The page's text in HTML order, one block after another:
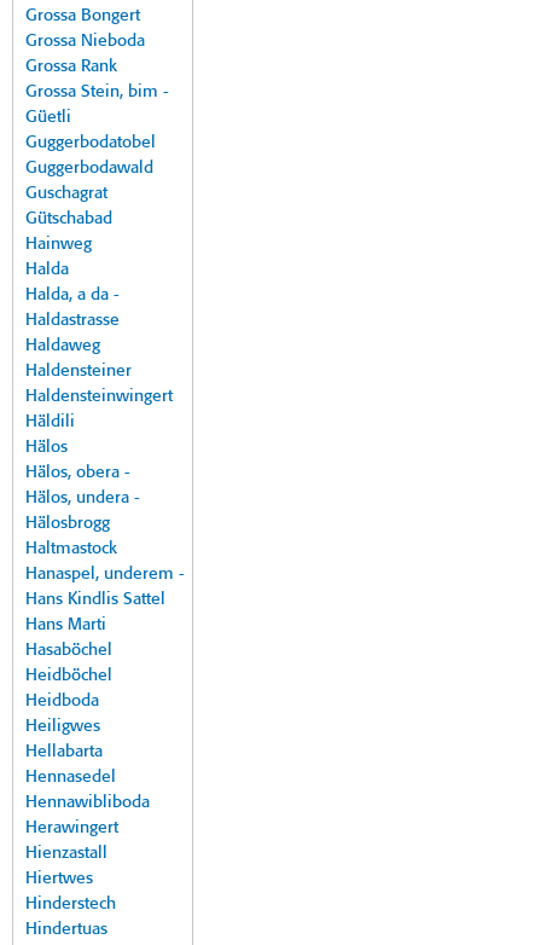
Grossa Bongert
Grossa Nieboda
Grossa Rank
Grossa Stein, bim -
Güetli
Guggerbodatobel
Guggerbodawald
Guschagrat
Gütschabad
Hainweg
Halda
Halda, a da -
Haldastrasse
Haldaweg
Haldensteiner
Haldensteinwingert
Häldili
Hälos
Hälos, obera -
Hälos, undera -
Hälosbrogg
Haltmastock
Hanaspel, underem -
Hans Kindlis Sattel
Hans Marti
Hasaböchel
Heidböchel
Heidboda
Heiligwes
Hellabarta
Hennasedel
Hennawibliboda
Herawingert
Hienzastall
Hiertwes
Hinderstech
Hindertuas